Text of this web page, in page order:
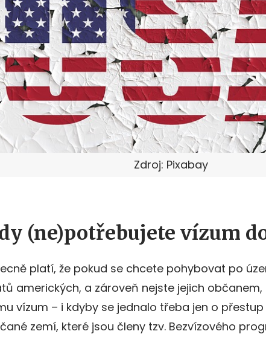
Zdroj: Pixabay
(ne)potřebujete vízum
platí, že pokud se chcete pohybovat po
amerických, a zároveň nejste jejich
vízum – i kdyby se jednalo třeba jen o
zemí, které jsou členy tzv. Bezvízového